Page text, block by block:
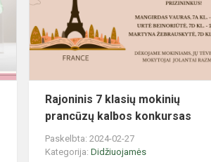
biologijos)
olimpiados
eta...
Rajoninis 7 klasių mokinių
prancūzų kalbos konkursas
Paskelbta: 2024-02-27
Kategorija:Didžiuojamės